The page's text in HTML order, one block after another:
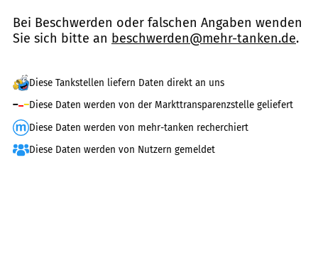
Bei Beschwerden oder falschen Angaben wenden
Sie sich bitte an beschwerden@mehr-tanken.de.
Diese Tankstellen liefern Daten direkt an uns
Diese Daten werden von der Markttransparenzstelle geliefert
Diese Daten werden von mehr-tanken recherchiert
Diese Daten werden von Nutzern gemeldet